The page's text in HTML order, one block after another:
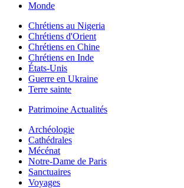
Monde
Chrétiens au Nigeria
Chrétiens d'Orient
Chrétiens en Chine
Chrétiens en Inde
États-Unis
Guerre en Ukraine
Terre sainte
Patrimoine Actualités
Archéologie
Cathédrales
Mécénat
Notre-Dame de Paris
Sanctuaires
Voyages